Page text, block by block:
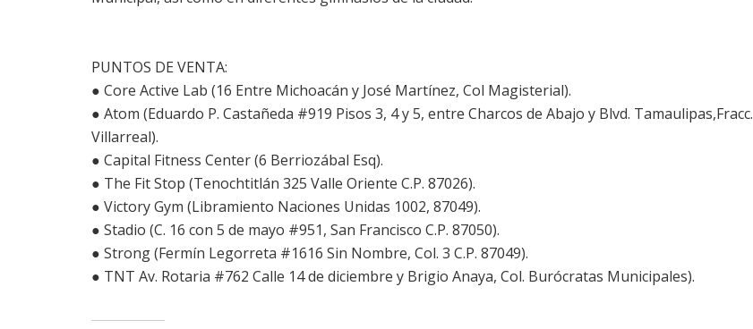
PUNTOS DE VENTA:
● Core Active Lab (16 Entre Michoacán y José Martínez, Col Magisterial).
● Atom (Eduardo P. Castañeda #919 Pisos 3, 4 y 5, entre Charcos de Abajo y Blvd. Tamaulipas,Fracc.
Villarreal).
● Capital Fitness Center (6 Berriozábal Esq).
● The Fit Stop (Tenochtitlán 325 Valle Oriente C.P. 87026).
● Victory Gym (Libramiento Naciones Unidas 1002, 87049).
● Stadio (C. 16 con 5 de mayo #951, San Francisco C.P. 87050).
● Strong (Fermín Legorreta #1616 Sin Nombre, Col. 3 C.P. 87049).
● TNT Av. Rotaria #762 Calle 14 de diciembre y Brigio Anaya, Col. Burócratas Municipales).